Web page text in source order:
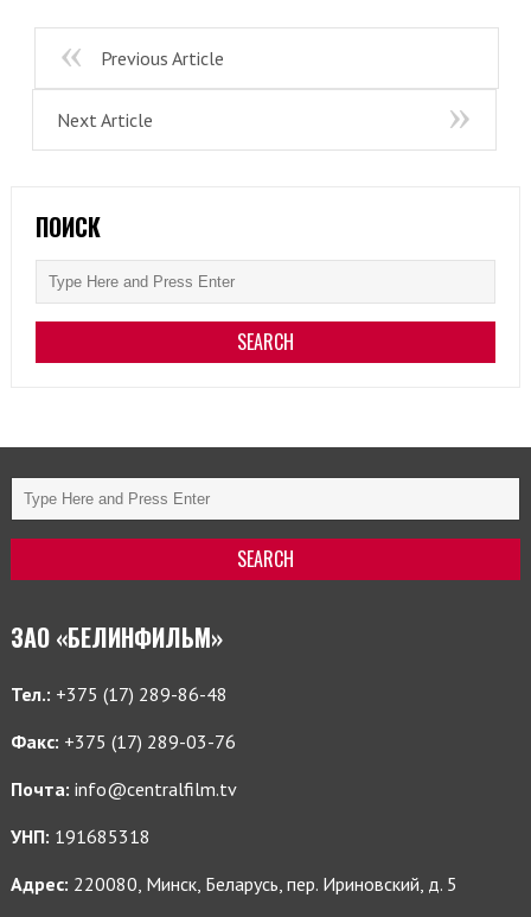
Previous Article
Next Article
ПОИСК
ЗАО «БЕЛИНФИЛЬМ»
Тел.: +375 (17) 289-86-48
Факс: +375 (17) 289-03-76
Почта: info@centralfilm.tv
УНП: 191685318
Адрес: 220080, Минск, Беларусь, пер. Ириновский, д. 5